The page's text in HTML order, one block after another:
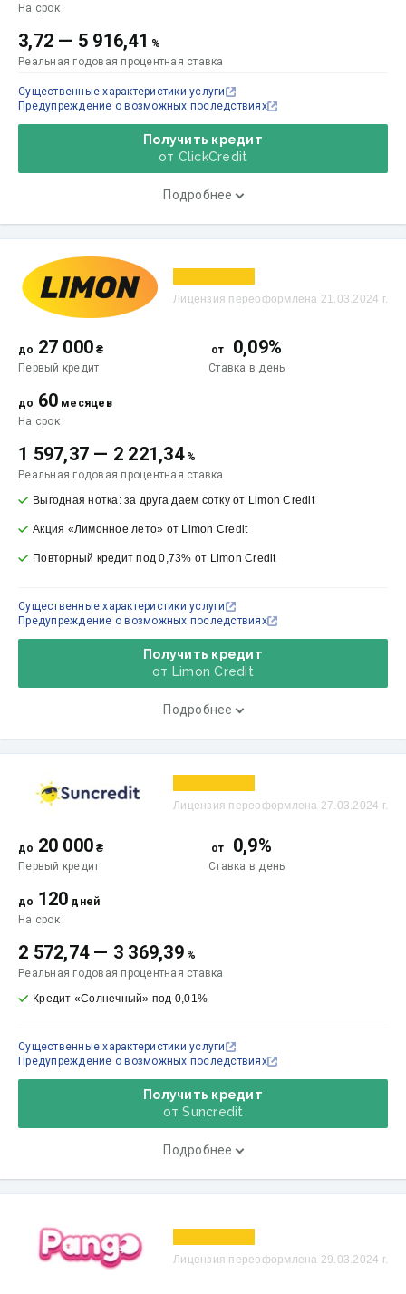
На срок
3,72 — 5 916,41 %
Реальная годовая процентная ставка
Получить кредит
от ClickCredit
Подробнее
Существенные характеристики услуги
Предупреждение о возможных последствиях
Лицензия переоформлена 21.03.2024 г.
до 27 000 ₴
Первый кредит
от 0,09%
Ставка в день
до 60 месяцев
На срок
1 597,37 — 2 221,34 %
Реальная годовая процентная ставка
Получить кредит
от Limon Credit
Подробнее
Выгодная нотка: за друга даем сотку от Limon Credit
Акция «Лимонное лето» от Limon Credit
Повторный кредит под 0,73% от Limon Credit
Существенные характеристики услуги
Предупреждение о возможных последствиях
Лицензия переоформлена 27.03.2024 г.
до 20 000 ₴
Первый кредит
от 0,9%
Ставка в день
до 120 дней
На срок
2 572,74— 3 369,39 %
Реальная годовая процентная ставка
Получить кредит
от Suncredit
Подробнее
Кредит «Солнечный» под 0,01%
Существенные характеристики услуги
Предупреждение о возможных последствиях
Лицензия переоформлена 29.03.2024 г.